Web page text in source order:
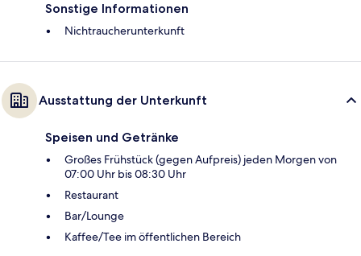
Sonstige Informationen
Nichtraucherunterkunft
Ausstattung der Unterkunft
Speisen und Getränke
Großes Frühstück (gegen Aufpreis) jeden Morgen von
07:00 Uhr bis 08:30 Uhr
Restaurant
Bar/Lounge
Kaffee/Tee im öffentlichen Bereich